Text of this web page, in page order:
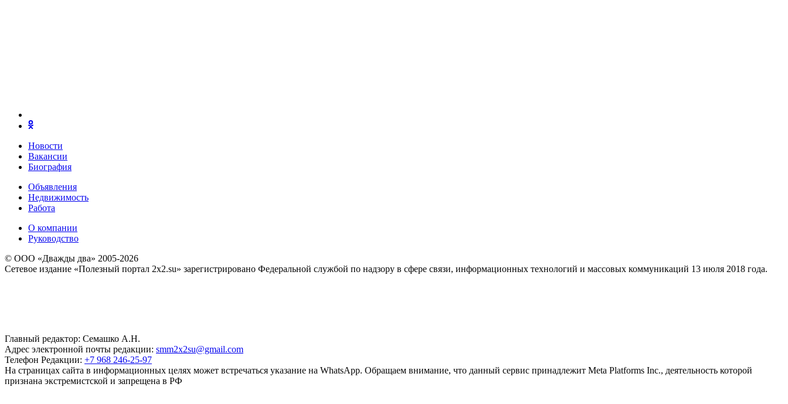
Новости
Вакансии
Биография
Объявления
Недвижимость
Работа
О компании
Руководство
© ООО «Дважды два» 2005-2026
Сетевое издание «Полезный портал 2x2.su» зарегистрировано Федеральной службой по надзору в сфере связи, информационных технологий и массовых коммуникаций 13 июля 2018 года.
Главный редактор: Семашко А.Н.
Адрес электронной почты редакции: smm2x2su@gmail.com
Телефон Редакции: +7 968 246-25-97
На страницах сайта в информационных целях может встречаться указание на WhatsApp. Обращаем внимание, что данный сервис принадлежит Meta Platforms Inc., деятельность которой
признана экстремистской и запрещена в РФ